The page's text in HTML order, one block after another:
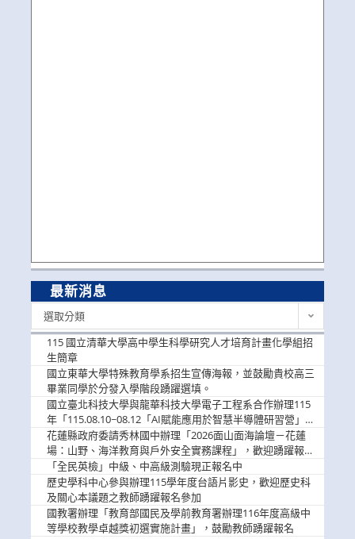
最新消息
選取分類
115 國立清華大學高中學生科學研究人才培育計畫化學組招
生簡章
國立東華大學特殊教育學系招生宣傳海報，並鼓勵貴校高三
畢業同學於分發入學階段踴躍選填。
國立臺北科技大學與龍華科技大學電子工程系合作辦理115
年「115.08.10~08.12「AI賦能應用於智慧半導體研習營」，
歡迎學生踴躍報名參加
花蓮縣政府委請秀林國中辦理「2026面山面海論壇－花蓮
場：山野、海洋教育與戶外安全實務課程」，歡迎踴躍報名
參加
「全民英檢」中級、中高級測驗現正報名中
歷史學科中心參與辦理115學年度台語片影史，歡迎歷史科
及關心本議題之教師踴躍報名參加
國教署辦理「教育部國民及學前教育署辦理116年度高級中
等學校教學卓越獎初選實施計畫」，鼓勵教師踴躍報名